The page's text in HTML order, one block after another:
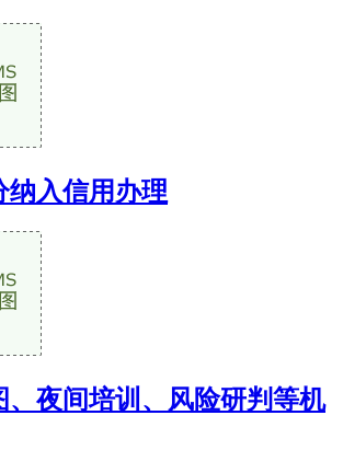
纳入信用办理
、夜间培训、风险研判等机